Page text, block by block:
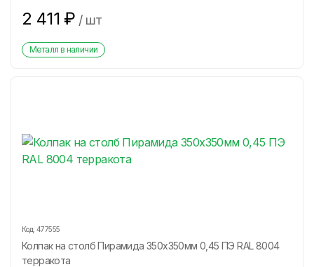
2 411 ₽ / шт
Металл в наличии
Код: 477555
Колпак на столб Пирамида 350х350мм 0,45 ПЭ RAL 8004
терракота